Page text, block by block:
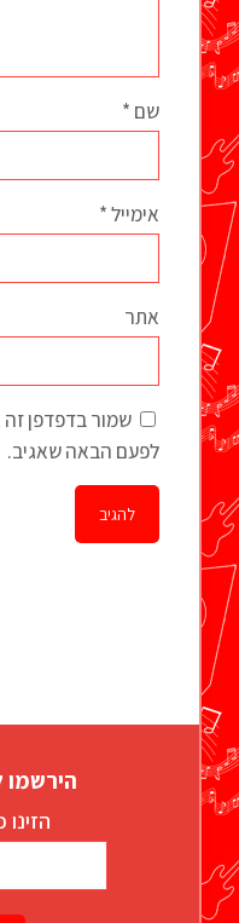
שם *
אימייל*
אתר
שמור בדפדפן
לפעם הבאה שאגיב.
הירשמו